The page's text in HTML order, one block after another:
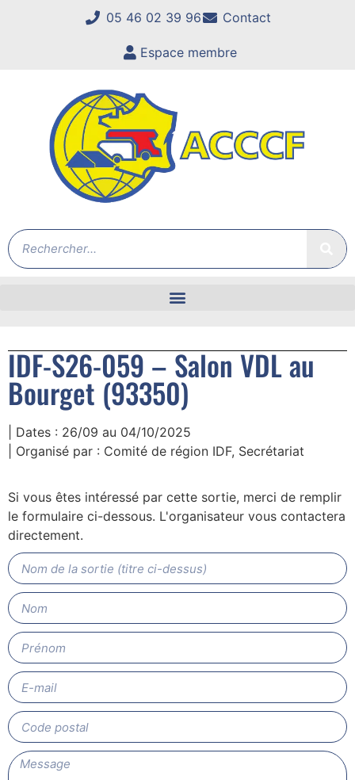
05 46 02 39 96 Contact
Espace membre
IDF-S26-059 – Salon VDL au
Bourget (93350)
| Dates : 26/09 au 04/10/2025
| Organisé par : Comité de région IDF, Secrétariat
Si vous êtes intéressé par cette sortie, merci de remplir
le formulaire ci-dessous. L'organisateur vous contactera
directement.